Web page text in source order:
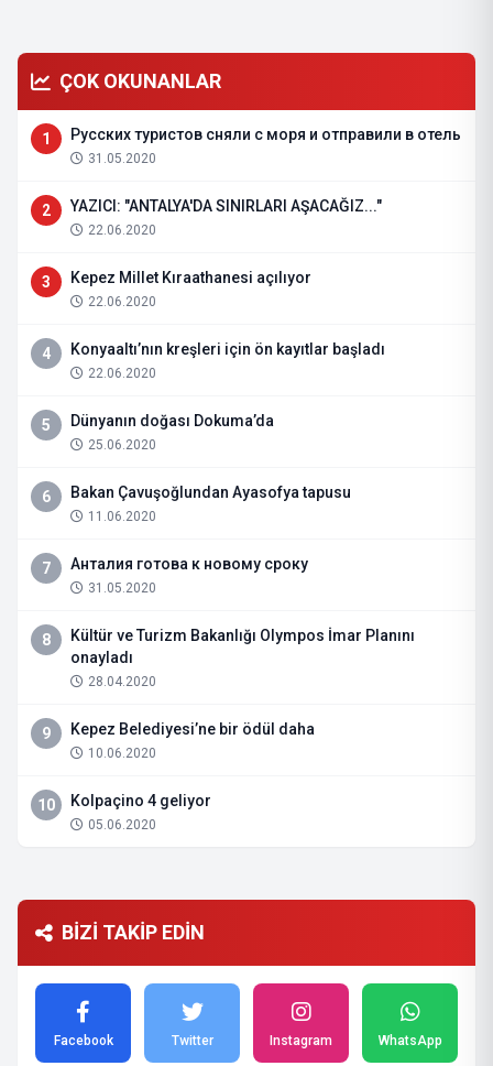
ÇOK OKUNANLAR
1 Русских туристов сняли с моря и отправили в отель
31.05.2020
2 YAZICI: "ANTALYA'DA SINIRLARI AŞACAĞIZ..."
22.06.2020
3 Kepez Millet Kıraathanesi açılıyor
22.06.2020
4 Konyaaltı’nın kreşleri için ön kayıtlar başladı
22.06.2020
5 Dünyanın doğası Dokuma’da
25.06.2020
6 Bakan Çavuşoğlundan Ayasofya tapusu
11.06.2020
7 Анталия готова к новому сроку
31.05.2020
8
Kültür ve Turizm Bakanlığı Olympos İmar Planını
onayladı
28.04.2020
9 Kepez Belediyesi’ne bir ödül daha
10.06.2020
10 Kolpaçino 4 geliyor
05.06.2020
BİZİ TAKİP EDİN
Facebook Twitter Instagram WhatsApp